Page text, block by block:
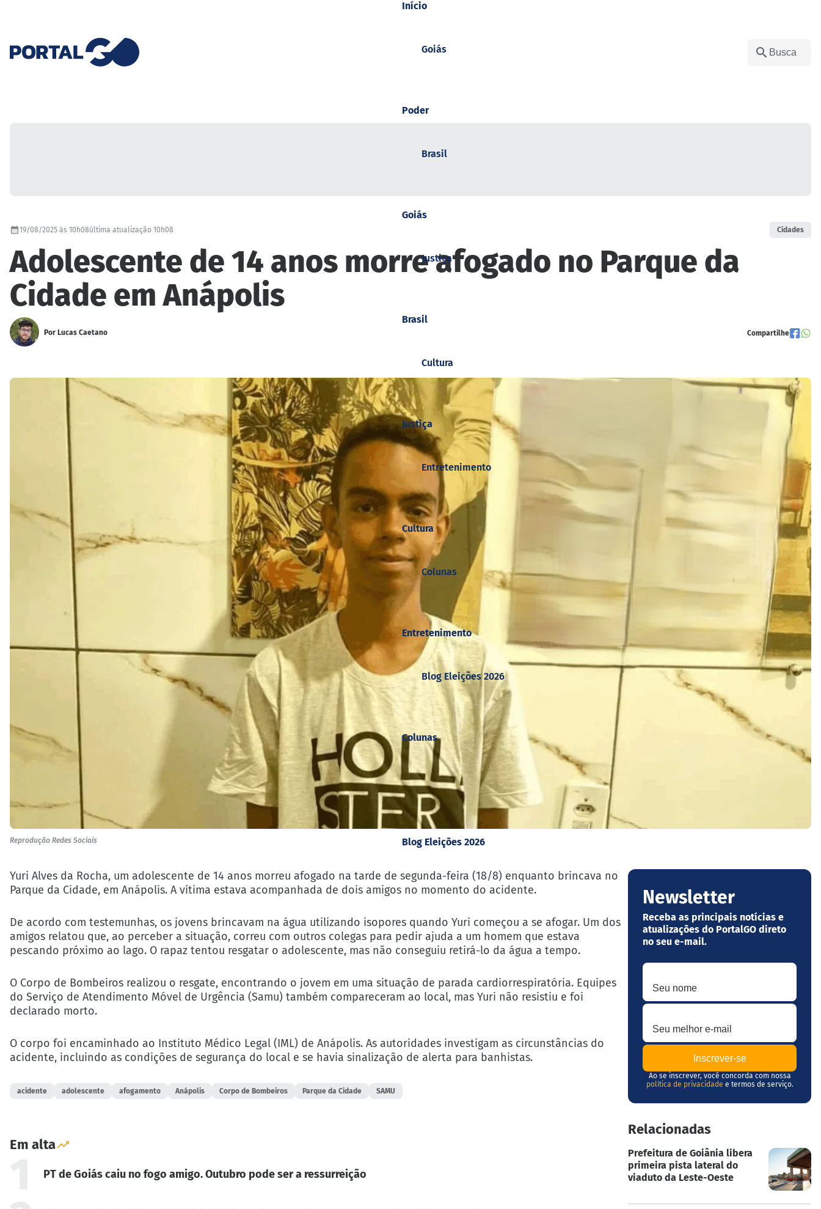
Goiás
Brasil
Justiça
Cultura
Entretenimento
Colunas
Blog Eleições 2026
Início
Poder
Goiás
Brasil
Justiça
Cultura
Entretenimento
Colunas
Blog Eleições 2026
19/08/2025 às 10h08última atualização 10h08 Cidades
Adolescente de 14 anos morre afogado no Parque da
Cidade em Anápolis
Por Lucas Caetano Compartilhe
Reprodução Redes Sociais
Yuri Alves da Rocha, um adolescente de 14 anos morreu afogado na tarde de segunda-feira (18/8) enquanto brincava no
Parque da Cidade, em Anápolis. A vítima estava acompanhada de dois amigos no momento do acidente.
De acordo com testemunhas, os jovens brincavam na água utilizando isopores quando Yuri começou a se afogar. Um dos
amigos relatou que, ao perceber a situação, correu com outros colegas para pedir ajuda a um homem que estava
pescando próximo ao lago. O rapaz tentou resgatar o adolescente, mas não conseguiu retirá-lo da água a tempo.
O Corpo de Bombeiros realizou o resgate, encontrando o jovem em uma situação de parada cardiorrespiratória. Equipes
do Serviço de Atendimento Móvel de Urgência (Samu) também compareceram ao local, mas Yuri não resistiu e foi
declarado morto.
O corpo foi encaminhado ao Instituto Médico Legal (IML) de Anápolis. As autoridades investigam as circunstâncias do
acidente, incluindo as condições de segurança do local e se havia sinalização de alerta para banhistas.
acidente adolescente afogamento Anápolis Corpo de Bombeiros Parque da Cidade SAMU
Em alta
PT de Goiás caiu no fogo amigo. Outubro pode ser a ressurreição
Newsletter
Receba as principais notícias e
atualizações do PortalGO direto
no seu e-mail.
Seu nome
Seu melhor e-mail
Ao se inscrever, você concorda com nossa
política de privacidade e termos de serviço.
Relacionadas
Prefeitura de Goiânia libera
primeira pista lateral do
viaduto da Leste-Oeste